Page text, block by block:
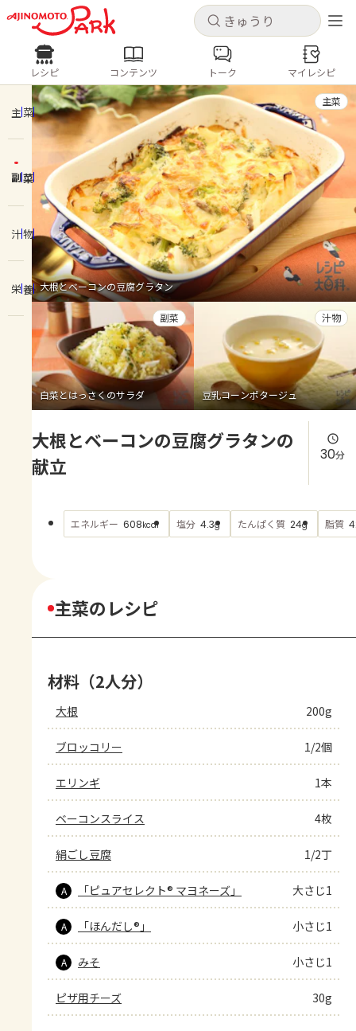
キャンセル
ログインするとレシピを保存できます
ログイン 新規登録
ホーム
コンテンツ
レシピ
トーク
よくあるお問い合わせ
お買い物
AJINOMOTO PARK とは
キャンセル
レシピ コンテンツ
人気の食材・レシピ
きゅうり なす トマト
とうもろこし
ピーマン
みょうが ゴーヤ
レシピ コンテンツ トーク マイレシピ
主菜
副菜
汁物
栄養 大根とベーコンの豆腐グラタン
主菜
白菜とはっさくのサラダ
副菜
豆乳コーンポタージュ
汁物
大根とベーコンの豆腐グラタンの
献立
30分
エネルギー 608kcal 塩分 4.3g たんぱく質 24g 脂質
主菜のレシピ
材料（2人分）
大根 200g
ブロッコリー 1/2個
エリンギ 1本
ベーコンスライス 4枚
絹ごし豆腐 1/2丁
A 「ピュアセレクト® マヨネーズ」 大さじ1
A 「ほんだし®」 小さじ1
A みそ 小さじ1
ピザ用チーズ 30g